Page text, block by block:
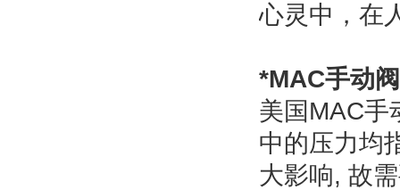
心灵中，在
*MAC手动阀
美国MAC手
中的压力均
大影响, 故